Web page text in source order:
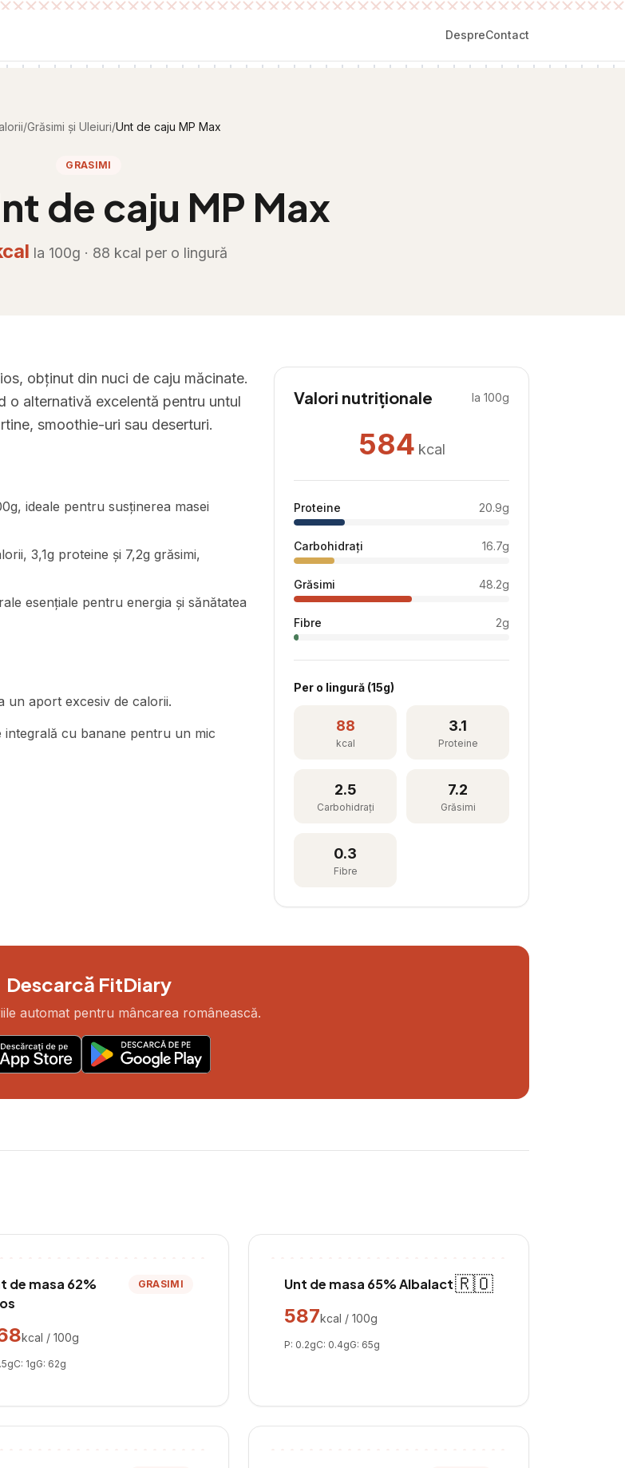
DespreContact
/Grăsimi și Uleiuri/Unt de caju MP Max
GRASIMI
de caju MP Max
la 100g · 88 kcal per o lingură
obținut din nuci de caju măcinate.
o alternativă excelentă pentru untul
smoothie-uri sau deserturi.
ideale pentru susținerea masei
3,1g proteine și 7,2g grăsimi,
esențiale pentru energia și sănătatea
un aport excesiv de calorii.
cu banane pentru un mic
Valori nutriționale la 100g
584 kcal
Proteine 20.9g
Carbohidrați 16.7g
Grăsimi 48.2g
Fibre 2g
Per o lingură (15g)
88
kcal
3.1
Proteine
2.5
Carbohidrați
7.2
Grăsimi
0.3
Fibre
Descarcă FitDiary
automat pentru mâncarea românească.
de masa 62%
GRASIMI
kcal / 100g
gC: 1gG: 62g
Unt de masa 65% Albalact🇷🇴
587kcal / 100g
P: 0.2gC: 0.4gG: 65g